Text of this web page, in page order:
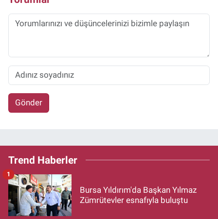
Gönder
Trend Haberler
Bursa Yıldırım'da Başkan Yılmaz
Zümrütevler esnafıyla buluştu
1